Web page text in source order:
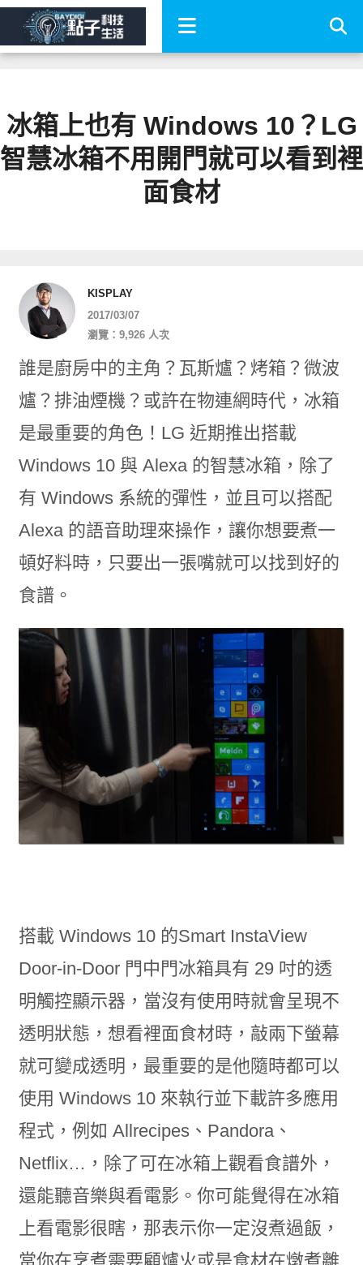
冰箱上也有 Windows 10？LG
智慧冰箱不用開門就可以看到裡
面食材
KISPLAY
2017/03/07
瀏覽：9,926 人次
誰是廚房中的主角？瓦斯爐？烤箱？微波
爐？排油煙機？或許在物連網時代，冰箱
是最重要的角色！LG 近期推出搭載
Windows 10 與 Alexa 的智慧冰箱，除了
有 Windows 系統的彈性，並且可以搭配
Alexa 的語音助理來操作，讓你想要煮一
頓好料時，只要出一張嘴就可以找到好的
食譜。
搭載 Windows 10 的Smart InstaView
Door-in-Door 門中門冰箱具有 29 吋的透
明觸控顯示器，當沒有使用時就會呈現不
透明狀態，想看裡面食材時，敲兩下螢幕
就可變成透明，最重要的是他隨時都可以
使用 Windows 10 來執行並下載許多應用
程式，例如 Allrecipes、Pandora、
Netflix…，除了可在冰箱上觀看食譜外，
還能聽音樂與看電影。你可能覺得在冰箱
上看電影很瞎，那表示你一定沒煮過飯，
當你在烹煮需要顧爐火或是食材在燉煮離